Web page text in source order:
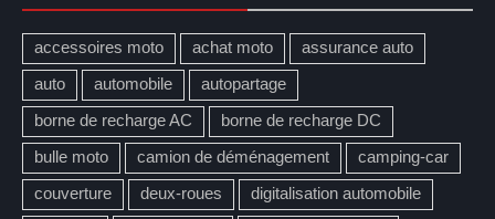
accessoires moto achat moto
assurance auto
auto
automobile
autopartage
borne de recharge AC
borne de recharge DC
bulle moto
camion de déménagement
camping-car
couverture
deux-roues
digitalisation automobile